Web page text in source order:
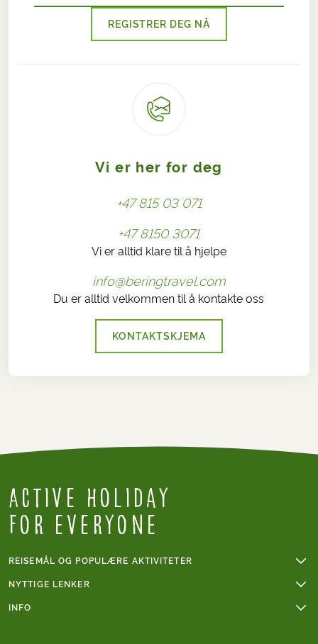
REGISTRER DEG NÅ
Vi er her for deg
+47 815 03 071
+47 8150 3071
Vi er alltid klare til å hjelpe
info@beringtravel.com
Du er alltid velkommen til å kontakte oss
KONTAKTSKJEMA
Active Holiday
for everyone
REISEMÅL OG POPULÆRE AKTIVITETER
Fotturer
Sykkelferie i Frankrike
NYTTIGE LENKER
Online betaling
INFO